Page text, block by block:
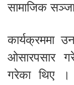
सामाजिक
कार्यक्रममा
ओसारपसार
गरेका थिए